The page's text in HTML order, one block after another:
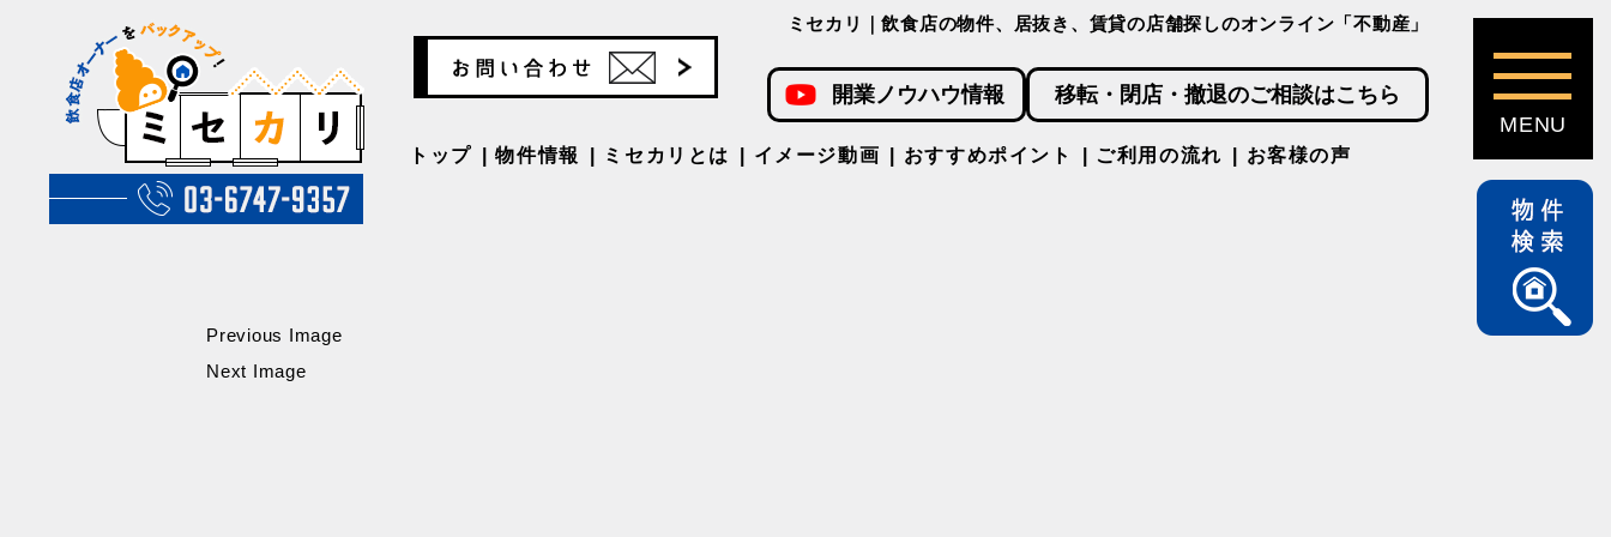
ミセカリ｜飲食店の物件、居抜き、賃貸の店舗探しのオンライン「不動産」
開業ノウハウ情報 移転・閉店・撤退のご相談はこちら
トップ 物件情報 ミセカリとは イメージ動画 おすすめポイント ご利用の流れ お客様の声
Previous Image
Next Image